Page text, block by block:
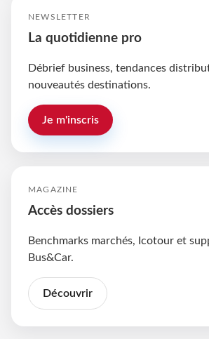
NEWSLETTER
La quotidienne pro
Débrief business, tendances
nouveautés destinations.
Je m'inscris
MAGAZINE
Accès dossiers
Benchmarks marchés, Icotour et
Bus&Car.
Découvrir